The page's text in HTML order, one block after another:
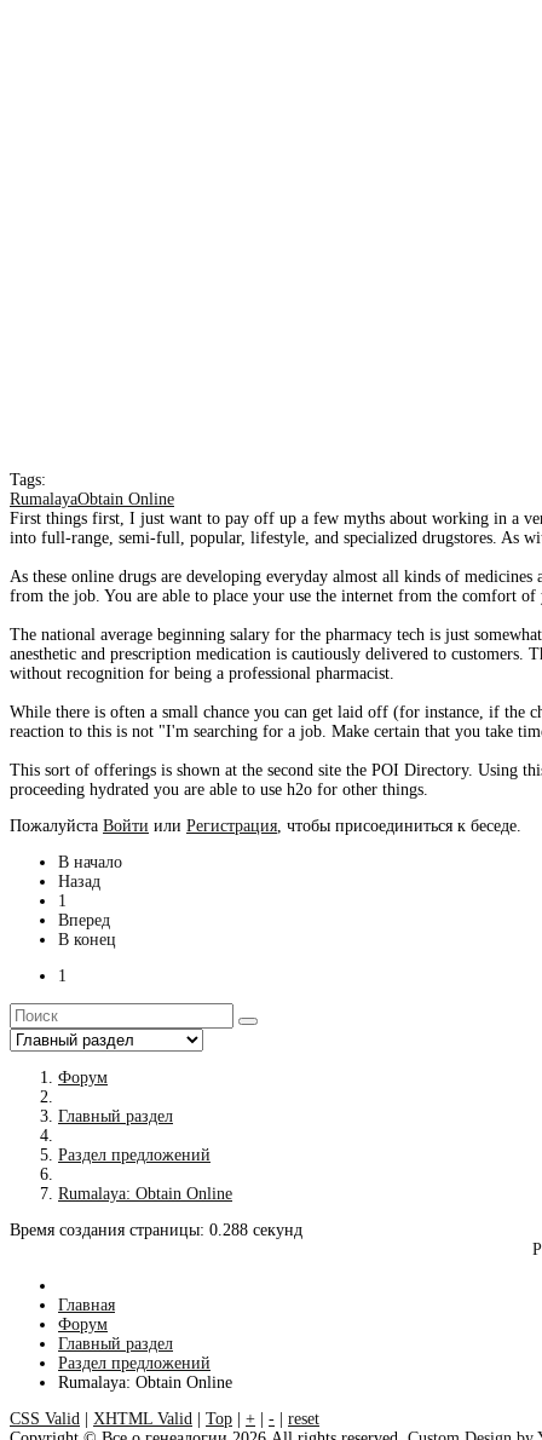
Tags:
RumalayaObtain Online
First things first, I just want to pay off up a few myths about working in a
into full-range, semi-full, popular, lifestyle, and specialized drugstores. As
As these online drugs are developing everyday almost all kinds of
from the job. You are able to place your use the internet from the comfort of
The national average beginning salary for the pharmacy tech is just
anesthetic and prescription medication is cautiously delivered to
without recognition for being a professional pharmacist.
While there is often a small chance you can get laid off (for instance, if the
reaction to this is not "I'm searching for a job. Make certain that you take
This sort of offerings is shown at the second site the POI Directory. Using
proceeding hydrated you are able to use h2o for other things.
Пожалуйста Войти или Регистрация , чтобы присоединиться к беседе.
В начало
Назад
1
Вперед
В конец
1
Форум
Главный раздел
Раздел предложений
Rumalaya: Obtain Online
Время создания страницы: 0.288 секунд
Главная
Форум
Главный раздел
Раздел предложений
Rumalaya: Obtain Online
CSS Valid | XHTML Valid | Top | + | - | reset